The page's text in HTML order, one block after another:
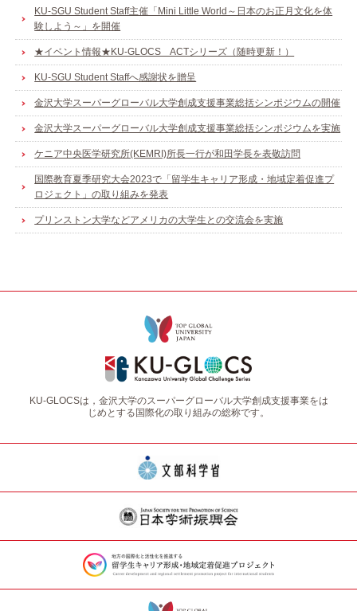
KU-SGU Student Staff主催「Mini Little World～日本のお正月文化を体
験しよう～」を開催
★イベント情報★KU-GLOCS ACTシリーズ（随時更新！）
KU-SGU Student Staffへ感謝状を贈呈
金沢大学スーパーグローバル大学創成支援事業総括シンポジウムの開催
金沢大学スーパーグローバル大学創成支援事業総括シンポジウムを実施
ケニア中央医学研究所(KEMRI)所長一行が和田学長を表敬訪問
国際教育夏季研究大会2023で「留学生キャリア形成・地域定着促進プ
ロジェクト」の取り組みを発表
プリンストン大学などアメリカの大学生との交流会を実施
KU-GLOCSは，金沢大学のスーパーグローバル大学創成支援事業をは
じめとする国際化の取り組みの総称です。